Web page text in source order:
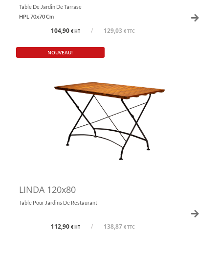
Table De Jardin De Tarrase
HPL 70x70 Cm
104,90 € HT / 129,03 € TTC
NOUVEAU!
LINDA 120x80
Table Pour Jardins De Restaurant
112,90 € HT / 138,87 € TTC